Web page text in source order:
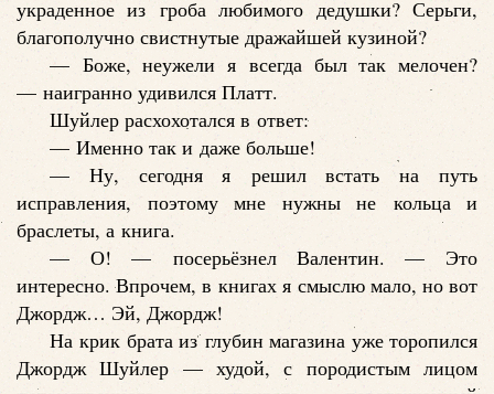
украденное из гроба любимого дедушки? Серьги,
благополучно свистнутые дражайшей кузиной?
— Боже, неужели я всегда был так мелочен?
— наигранно удивился Платт.
Шуйлер расхохотался в ответ:
— Именно так и даже больше!
— Ну, сегодня я решил встать на путь
исправления, поэтому мне нужны не кольца и
браслеты, а книга.
— О! — посерьёзнел Валентин. — Это
интересно. Впрочем, в книгах я смыслю мало, но вот
Джордж… Эй, Джордж!
На крик брата из глубин магазина уже торопился
Джордж Шуйлер — худой, с породистым лицом